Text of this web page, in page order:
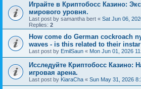
Играйте в Криптобосс Казино:
мирового уровня.
Last post by samantha bert « Sat Jun 06,
Replies: 2
How come do German cockroach
waves - is this related to their
Last post by EmilSaun « Mon Jun 01, 2026
Исследуйте Криптобосс Казино:
игровая арена.
Last post by KiaraCha « Sun May 31, 2026